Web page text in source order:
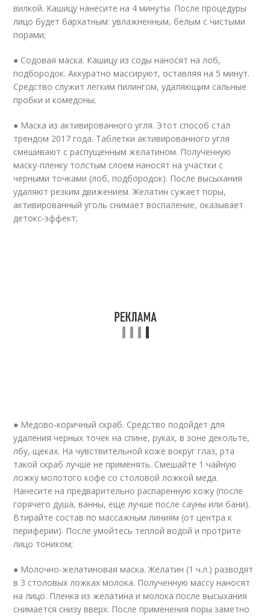
вилкой. Кашицу нанесите на 4 минуты. После процедуры
лицо будет бархатным: увлажненным, белым с чистыми
порами;
● Содовая маска. Кашицу из соды наносят на лоб,
подбородок. Аккуратно массируют, оставляя на 5 минут.
Средство служит легким пилингом, удаляющим сальные
пробки и комедоны;
● Маска из активированного угля. Этот способ стал
трендом 2017 года. Таблетки активированного угля
смешивают с распущенным желатином. Полученную
маску-пленку толстым слоем наносят на участки с
черными точками (лоб, подбородок). После высыхания
удаляют резким движением. Желатин сужает поры,
активированный уголь снимает воспаление, оказывает
детокс-эффект;
● Медово-коричный скраб. Средство подойдет для
удаления черных точек на спине, руках, в зоне декольте,
лбу, щеках. На чувствительной коже вокруг глаз, рта
такой скраб лучше не применять. Смешайте 1 чайную
ложку молотого кофе со столовой ложкой меда.
Нанесите на предварительно распаренную кожу (после
горячего душа, ванны, еще лучше после сауны или бани).
Втирайте состав по массажным линиям (от центра к
периферии). После умойтесь теплой водой и протрите
лицо тоником;
● Молочно-желатиновая маска. Желатин (1 ч.л.) разводят
в 3 столовых ложках молока. Полученную массу наносят
на лицо. Пленка из желатина и молока после высыхания
снимается снизу вверх. После применения поры заметно